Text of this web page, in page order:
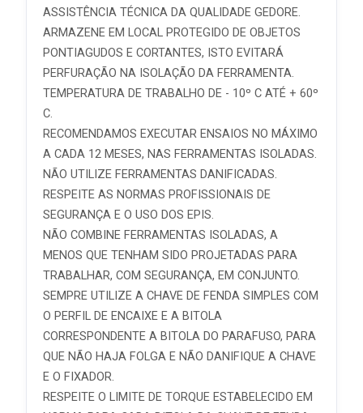
ASSISTÊNCIA TÉCNICA DA QUALIDADE GEDORE.
ARMAZENE EM LOCAL PROTEGIDO DE OBJETOS
PONTIAGUDOS E CORTANTES, ISTO EVITARÁ
PERFURAÇÃO NA ISOLAÇÃO DA FERRAMENTA.
TEMPERATURA DE TRABALHO DE - 10º C ATÉ + 60º
C.
RECOMENDAMOS EXECUTAR ENSAIOS NO MÁXIMO
A CADA 12 MESES, NAS FERRAMENTAS ISOLADAS.
NÃO UTILIZE FERRAMENTAS DANIFICADAS.
RESPEITE AS NORMAS PROFISSIONAIS DE
SEGURANÇA E O USO DOS EPIS.
NÃO COMBINE FERRAMENTAS ISOLADAS, A
MENOS QUE TENHAM SIDO PROJETADAS PARA
TRABALHAR, COM SEGURANÇA, EM CONJUNTO.
SEMPRE UTILIZE A CHAVE DE FENDA SIMPLES COM
O PERFIL DE ENCAIXE E A BITOLA
CORRESPONDENTE A BITOLA DO PARAFUSO, PARA
QUE NÃO HAJA FOLGA E NÃO DANIFIQUE A CHAVE
E O FIXADOR.
RESPEITE O LIMITE DE TORQUE ESTABELECIDO EM